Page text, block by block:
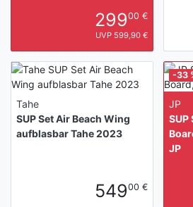
29900 €
UVP 599,90 €
Tahe
SUP Set Air Beach Wing
aufblasbar Tahe 2023
54900 €
JP
SUP
JP
-33